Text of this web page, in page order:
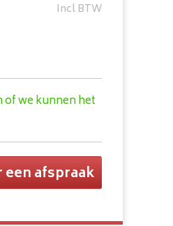
Incl BTW
of we kunnen het
een afspraak